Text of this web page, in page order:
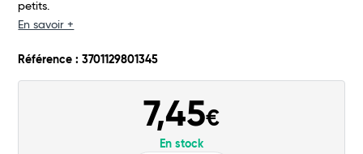
Total
Commander
petits.
En savoir +
Référence : 3701129801345
7,45€
En stock